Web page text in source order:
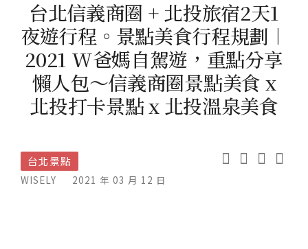
台北信義商圈 + 北投旅宿2天1
夜遊行程。景點美食行程規劃︱
2021 W爸媽自駕遊，重點分享
懶人包～信義商圈景點美食 x
北投打卡景點 x 北投溫泉美食
台北景點
WISELY 2021 年 03 月 12 日